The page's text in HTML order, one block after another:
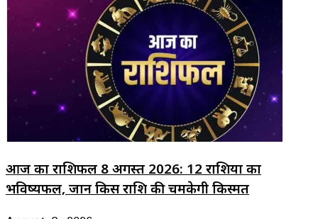
आज का राशिफल 8 अगस्त 2026: 12 राशियों का
भविष्यफल, जानें किस राशि की चमकेगी किस्मत